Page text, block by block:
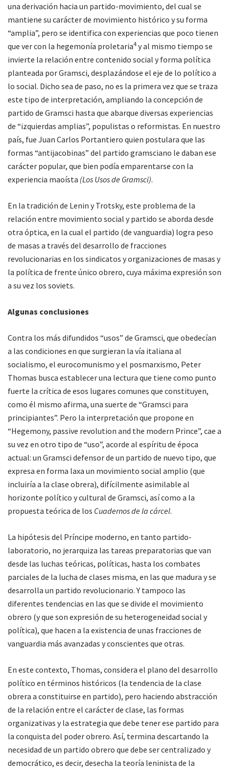
una derivación hacia un partido-movimiento, del cual se
mantiene su carácter de movimiento histórico y su forma
“amplia”, pero se identifica con experiencias que poco tienen
que ver con la hegemonía proletaria4 y al mismo tiempo se
invierte la relación entre contenido social y forma política
planteada por Gramsci, desplazándose el eje de lo político a
lo social. Dicho sea de paso, no es la primera vez que se traza
este tipo de interpretación, ampliando la concepción de
partido de Gramsci hasta que abarque diversas experiencias
de “izquierdas amplias”, populistas o reformistas. En nuestro
país, fue Juan Carlos Portantiero quien postulara que las
formas “antijacobinas” del partido gramsciano le daban ese
carácter popular, que bien podía emparentarse con la
experiencia maoísta (Los Usos de Gramsci).
En la tradición de Lenin y Trotsky, este problema de la
relación entre movimiento social y partido se aborda desde
otra óptica, en la cual el partido (de vanguardia) logra peso
de masas a través del desarrollo de fracciones
revolucionarias en los sindicatos y organizaciones de masas y
la política de frente único obrero, cuya máxima expresión son
a su vez los soviets.
Algunas conclusiones
Contra los más difundidos “usos” de Gramsci, que obedecían
a las condiciones en que surgieran la vía italiana al
socialismo, el eurocomunismo y el posmarxismo, Peter
Thomas busca establecer una lectura que tiene como punto
fuerte la crítica de esos lugares comunes que constituyen,
como él mismo afirma, una suerte de “Gramsci para
principiantes”. Pero la interpretación que propone en
“Hegemony, passive revolution and the modern Prince”, cae a
su vez en otro tipo de “uso”, acorde al espíritu de época
actual: un Gramsci defensor de un partido de nuevo tipo, que
expresa en forma laxa un movimiento social amplio (que
incluiría a la clase obrera), difícilmente asimilable al
horizonte político y cultural de Gramsci, así como a la
propuesta teórica de los Cuadernos de la cárcel.
La hipótesis del Príncipe moderno, en tanto partido-
laboratorio, no jerarquiza las tareas preparatorias que van
desde las luchas teóricas, políticas, hasta los combates
parciales de la lucha de clases misma, en las que madura y se
desarrolla un partido revolucionario. Y tampoco las
diferentes tendencias en las que se divide el movimiento
obrero (y que son expresión de su heterogeneidad social y
política), que hacen a la existencia de unas fracciones de
vanguardia más avanzadas y conscientes que otras.
En este contexto, Thomas, considera el plano del desarrollo
político en términos históricos (la tendencia de la clase
obrera a constituirse en partido), pero haciendo abstracción
de la relación entre el carácter de clase, las formas
organizativas y la estrategia que debe tener ese partido para
la conquista del poder obrero. Así, termina descartando la
necesidad de un partido obrero que debe ser centralizado y
democrático, es decir, desecha la teoría leninista de la